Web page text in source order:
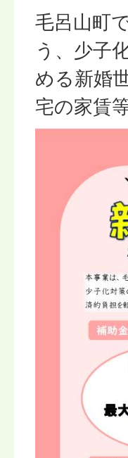
毛呂山町
う、少子
める新婚
宅の家賃